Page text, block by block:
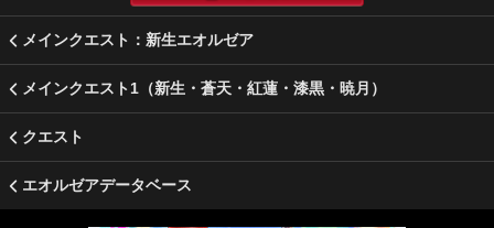
メインクエスト：新生エオルゼア
メインクエスト1（新生・蒼天・紅蓮・漆黒・暁月）
クエスト
エオルゼアデータベース